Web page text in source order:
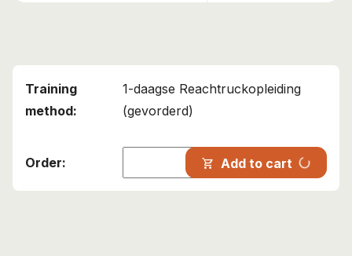
1-daagse Reachtruckopleiding
(gevorderd)
shopping_cart Add to cart progress_activity